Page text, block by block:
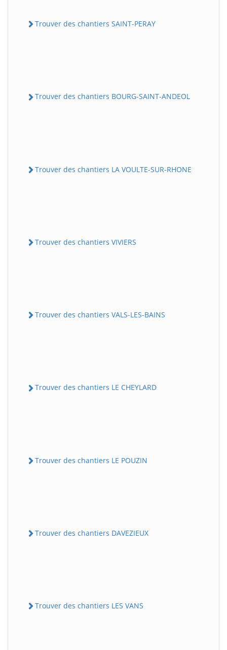
Trouver des chantiers SAINT-PERAY
Trouver des chantiers BOURG-SAINT-ANDEOL
Trouver des chantiers LA VOULTE-SUR-RHONE
Trouver des chantiers VIVIERS
Trouver des chantiers VALS-LES-BAINS
Trouver des chantiers LE CHEYLARD
Trouver des chantiers LE POUZIN
Trouver des chantiers DAVEZIEUX
Trouver des chantiers LES VANS